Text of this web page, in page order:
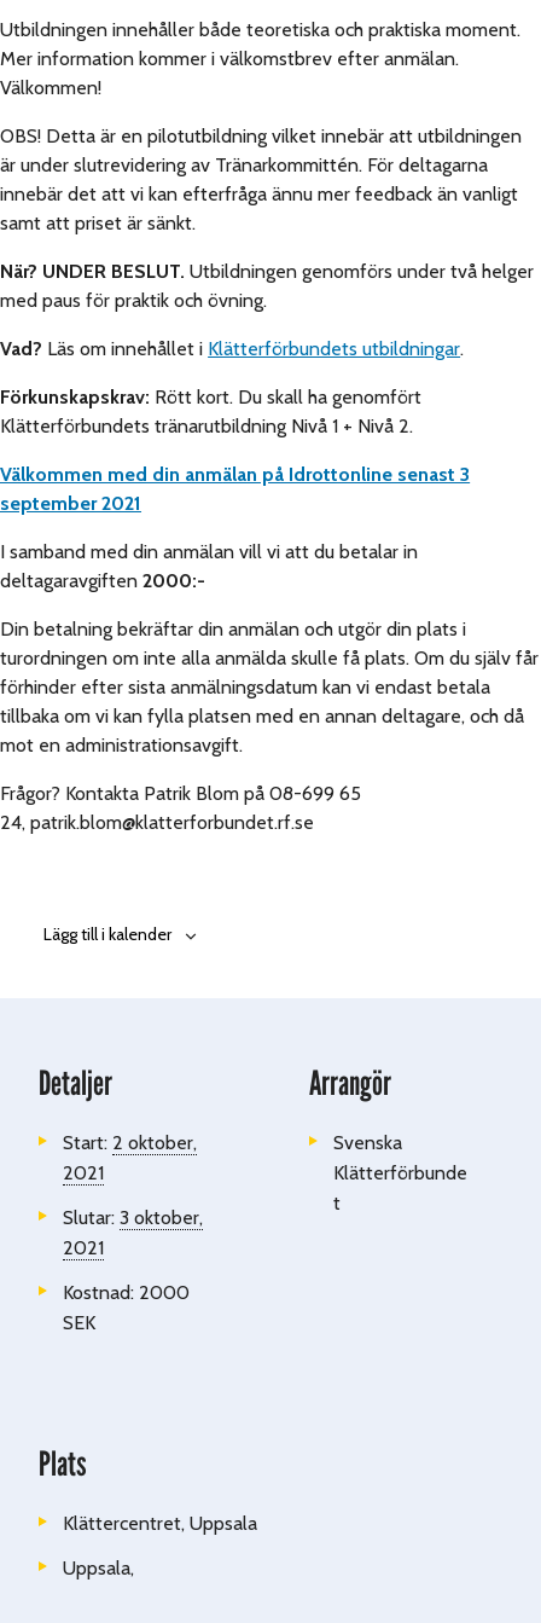
Utbildningen innehåller både teoretiska och praktiska moment.
Mer information kommer i välkomstbrev efter anmälan.
Välkommen!
OBS! Detta är en pilotutbildning vilket innebär att utbildningen
är under slutrevidering av Tränarkommittén. För deltagarna
innebär det att vi kan efterfråga ännu mer feedback än vanligt
samt att priset är sänkt.
När? UNDER BESLUT. Utbildningen genomförs under två helger
med paus för praktik och övning.
Vad? Läs om innehållet i Klätterförbundets utbildningar.
Förkunskapskrav: Rött kort. Du skall ha genomfört
Klätterförbundets tränarutbildning Nivå 1 + Nivå 2.
Välkommen med din anmälan på Idrottonline senast 3
september 2021
I samband med din anmälan vill vi att du betalar in
deltagaravgiften2000:-
Din betalning bekräftar din anmälan och utgör din plats i
turordningen om inte alla anmälda skulle få plats. Om du själv får
förhinder efter sista anmälningsdatum kan vi endast betala
tillbaka om vi kan fylla platsen med en annan deltagare, och då
mot en administrationsavgift.
Frågor? Kontakta Patrik Blom på 08-699 65
24, patrik.blom@klatterforbundet.rf.se
Lägg till i kalender
Detaljer
Start: 2 oktober,
2021
Slutar: 3 oktober,
2021
Kostnad: 2000
SEK
Plats
Klättercentret, Uppsala
Uppsala,
Arrangör
Svenska
Klätterförbunde
t